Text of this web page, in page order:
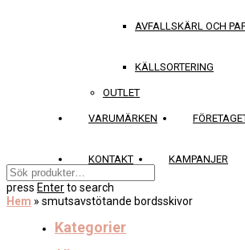
AVFALLSKÄRL OCH
KÄLLSORTERING
OUTLET
VARUMÄRKEN
KONTAKT KAMPANJER
press Enterto search
Hem » smutsavstötande bordsskivor
Kategorier